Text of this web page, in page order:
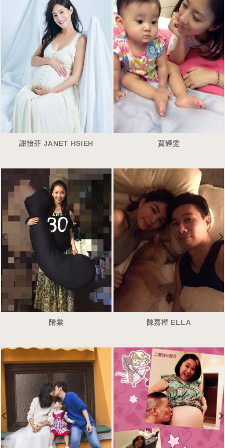
謝怡芬 JANET HSIEH 賈靜雯
隋棠 陳嘉樺 ELLA